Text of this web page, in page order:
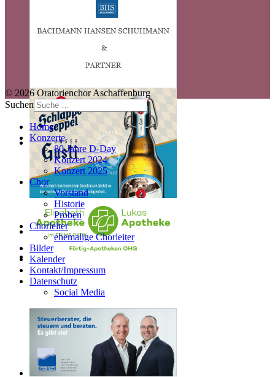
© 2026 Oratorienchor Aschaffenburg
Suchen
Home
Konzerte
80 Jahre D-Day
Konzert 2024
Konzert 2025
Chor
Vorstand
Historie
Proben
Chorleiter
ehemalige Chorleiter
Bilder
Kalender
Kontakt/Impressum
Datenschutz
Social Media